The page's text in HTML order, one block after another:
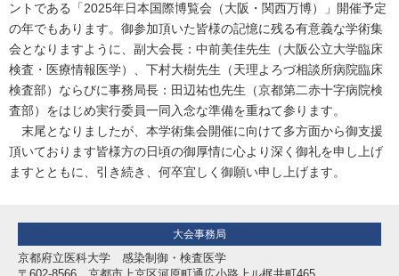
ントである「2025年日本国際博覧会（大阪・関西万博）」開催予定
の年でもあります。御参加頂いた皆様の記憶に残る有意義な学術集
会となりますように、副大会長：中前美佳先生（大阪公立大学臨床
検査・医療情報医学）、下村大樹先生（天理よろづ相談所病院臨床
検査部）ならびに事務局長：田辺祐也先生（京都第二赤十字病院検
査部）をはじめ実行委員一同入念な準備を重ねて参ります。
末尾となりましたが、本学術集会開催に向けて多方面から御支援
頂いております皆様方の日頃の御厚情に心より深く御礼を申し上げ
ますとともに、引き続き、何卒宜しく御願い申し上げます。
大会事務局
京都府立医科大学 感染制御・検査医学